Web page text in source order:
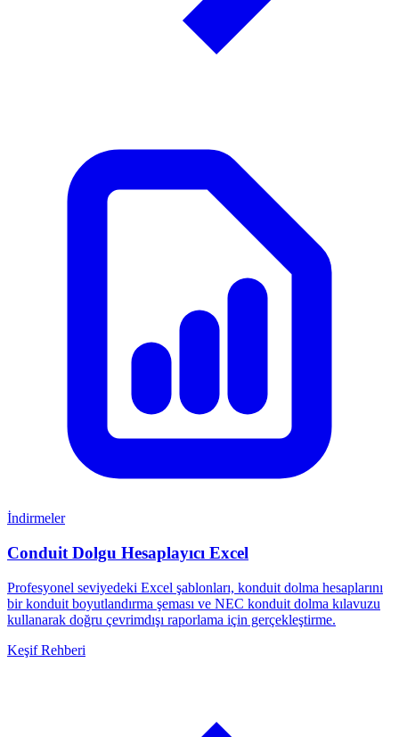
İndirmeler
Conduit Dolgu Hesaplayıcı Excel
Profesyonel seviyedeki Excel şablonları, konduit dolma hesaplarını
bir konduit boyutlandırma şeması ve NEC konduit dolma kılavuzu
kullanarak doğru çevrimdışı raporlama için gerçekleştirme.
Keşif Rehberi